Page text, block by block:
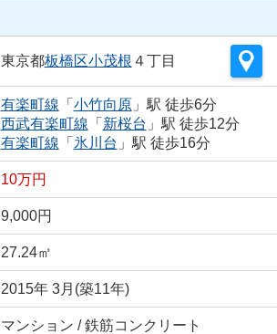
東京都板橋区小茂根 ４丁目
有楽町線 「 小竹向原」駅 徒歩6分
西武有楽町線 「 新桜台 」駅 徒歩12分
有楽町線 「 氷川台 」駅 徒歩16分
10万円
9,000円
27.24㎡
2015年 3月(築11年)
マンション / 鉄筋コンクリート